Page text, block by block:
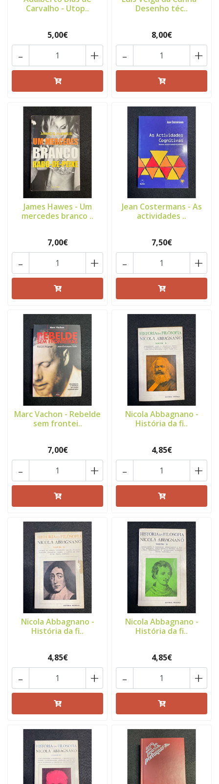
Carvalho - Utop..
5,00€
+
-
Desenho téc..
8,00€
+
-
James Hawes - Um
mercedes branco ..
7,00€
+
-
Jean Costermans - As
actividades ..
7,50€
+
-
Marc Vachon - Rebelde
sem frontei..
7,00€
+
-
Nicola Abbagnano -
História da fi..
4,85€
+
-
Nicola Abbagnano -
História da fi..
4,85€
+
-
Nicola Abbagnano -
História da fi..
4,85€
+
-